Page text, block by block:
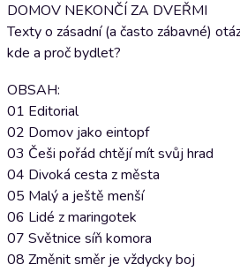
DOMOV NEKONČÍ ZA DVEŘMI
Texty o zásadní (a často zábavné)
kde a proč bydlet?
OBSAH:
01 Editorial
02 Domov jako eintopf
03 Češi pořád chtějí mít svůj hrad
04 Divoká cesta z města
05 Malý a ještě menší
06 Lidé z maringotek
07 Světnice síň komora
08 Změnit směr je vždycky boj